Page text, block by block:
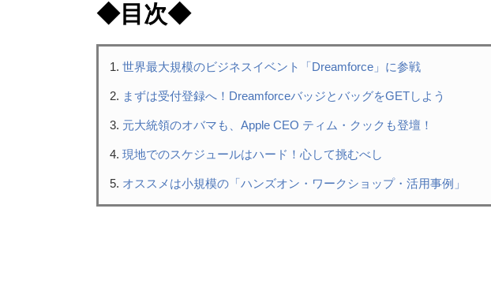
◆目次◆
世界最大規模のビジネスイベント「Dreamforce」に参戦
まずは受付登録へ！DreamforceバッジとバッグをGETしよう
元大統領のオバマも、Apple CEO ティム・クックも登壇！
現地でのスケジュールはハード！心して挑むべし
オススメは小規模の「ハンズオン・ワークショップ・活用事例」